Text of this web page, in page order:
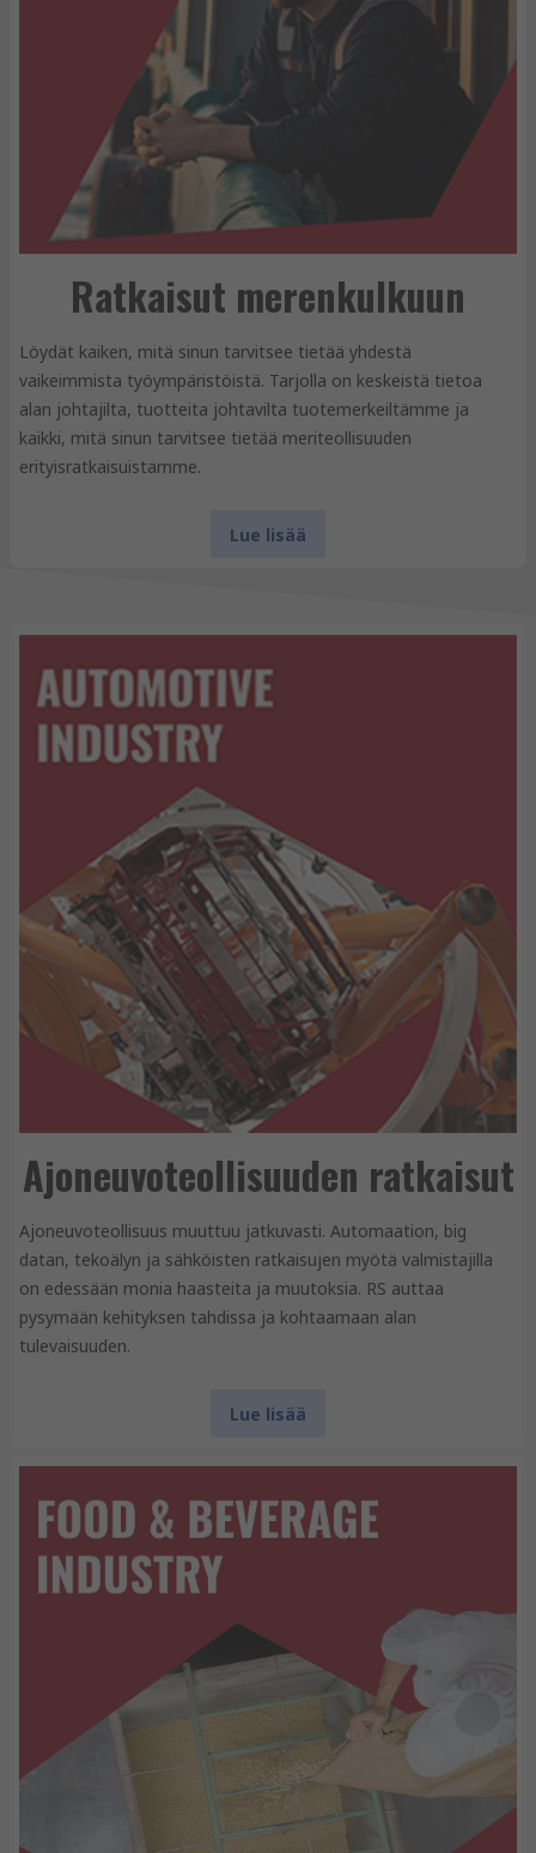
Ratkaisut merenkulkuun
Löydät kaiken, mitä sinun tarvitsee tietää yhdestä
vaikeimmista työympäristöistä. Tarjolla on keskeistä tietoa
alan johtajilta, tuotteita johtavilta tuotemerkeiltämme ja
kaikki, mitä sinun tarvitsee tietää meriteollisuuden
erityisratkaisuistamme.
Lue lisää
Ajoneuvoteollisuuden ratkaisut
Ajoneuvoteollisuus muuttuu jatkuvasti. Automaation, big
datan, tekoälyn ja sähköisten ratkaisujen myötä valmistajilla
on edessään monia haasteita ja muutoksia. RS auttaa
pysymään kehityksen tahdissa ja kohtaamaan alan
tulevaisuuden.
Lue lisää